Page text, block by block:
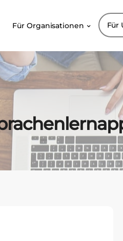
Für Organisationen Für